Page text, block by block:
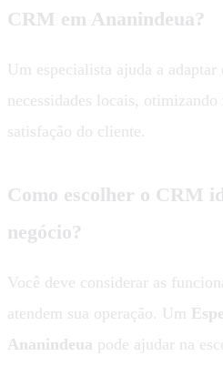
CRM em Ananindeua ?
Um especialista ajuda a
necessidades locais,
satisfação do cliente.
Como escolher o CRM
negócio?
Você deve considerar as
atendem sua operação. Um
Ananindeua pode ajudar na